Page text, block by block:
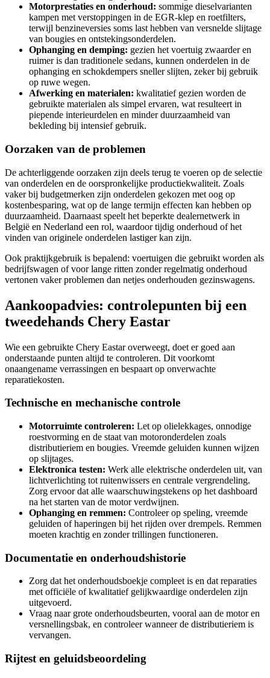
Motorprestaties en onderhoud: sommige dieselvarianten
kampen met verstoppingen in de EGR-klep en roetfilters,
terwijl benzineversies soms last hebben van versnelde slijtage
van bougies en ontstekingsonderdelen.
Ophanging en demping: gezien het voertuig zwaarder en
ruimer is dan traditionele sedans, kunnen onderdelen in de
ophanging en schokdempers sneller slijten, zeker bij gebruik
op ruwe wegen.
Afwerking en materialen: kwalitatief gezien worden de
gebruikte materialen als simpel ervaren, wat resulteert in
piepende interieurdelen en minder duurzaamheid van
bekleding bij intensief gebruik.
Oorzaken van de problemen
De achterliggende oorzaken zijn deels terug te voeren op de selectie
van onderdelen en de oorspronkelijke productiekwaliteit. Zoals
vaker bij budgetmerken zijn onderdelen gekozen met oog op
kostenbesparing, wat op de lange termijn effecten kan hebben op
duurzaamheid. Daarnaast speelt het beperkte dealernetwerk in
België en Nederland een rol, waardoor tijdig onderhoud of het
vinden van originele onderdelen lastiger kan zijn.
Ook praktijkgebruik is bepalend: voertuigen die gebruikt worden als
bedrijfswagen of voor lange ritten zonder regelmatig onderhoud
vertonen vaker problemen dan netjes onderhouden gezinswagens.
Aankoopadvies: controlepunten bij een
tweedehands Chery Eastar
Wie een gebruikte Chery Eastar overweegt, doet er goed aan
onderstaande punten altijd te controleren. Dit voorkomt
onaangename verrassingen en bespaart op onverwachte
reparatiekosten.
Technische en mechanische controle
Motorruimte controleren: Let op olielekkages, onnodige
roestvorming en de staat van motoronderdelen zoals
distributieriem en bougies. Vreemde geluiden kunnen wijzen
op slijtages.
Elektronica testen: Werk alle elektrische onderdelen uit, van
lichtverlichting tot ruitenwissers en centrale vergrendeling.
Zorg ervoor dat alle waarschuwingstekens op het dashboard
na het starten van de motor verdwijnen.
Ophanging en remmen: Controleer op speling, vreemde
geluiden of haperingen bij het rijden over drempels. Remmen
moeten krachtig en zonder trillingen functioneren.
Documentatie en onderhoudshistorie
Zorg dat het onderhoudsboekje compleet is en dat reparaties
met officiële of kwalitatief gelijkwaardige onderdelen zijn
uitgevoerd.
Vraag naar grote onderhoudsbeurten, vooral aan de motor en
versnellingsbak, en controleer wanneer de distributieriem is
vervangen.
Rijtest en geluidsbeoordeling